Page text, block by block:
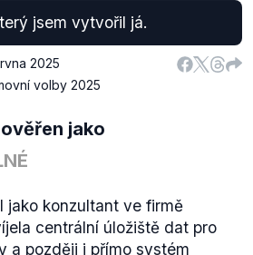
jsem vytvořil já.
2025
volby 2025
jako
jako konzultant ve firmě
centrální úložiště dat pro
a později i přímo systém